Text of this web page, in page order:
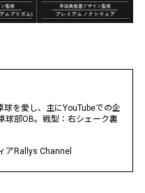
を愛し、主にYouTubeでの企
球部OB。戦型：右シェーク裏
アRallys Channel